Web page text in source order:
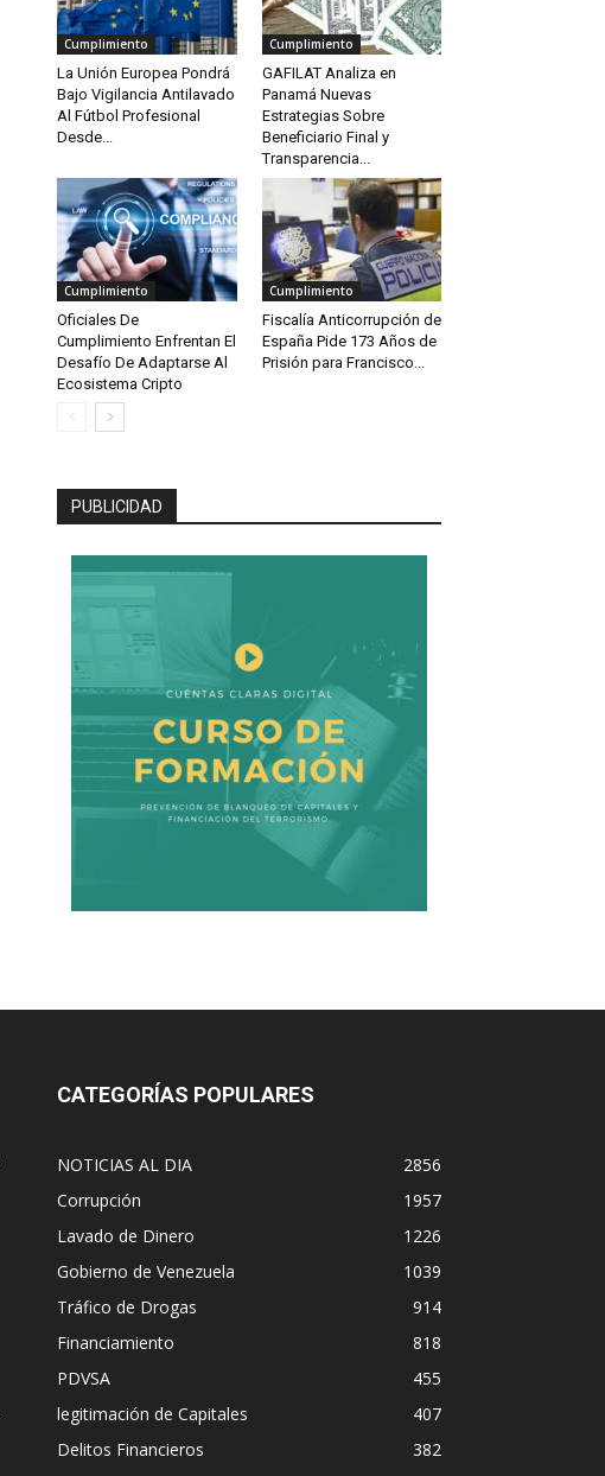
Cumplimiento
La Unión Europea Pondrá
Bajo Vigilancia Antilavado
Al Fútbol Profesional
Desde...
Cumplimiento
GAFILAT Analiza en
Panamá Nuevas
Estrategias Sobre
Beneficiario Final y
Transparencia...
Cumplimiento
Oficiales De
Cumplimiento Enfrentan El
Desafío De Adaptarse Al
Ecosistema Cripto
Cumplimiento
Fiscalía Anticorrupción de
España Pide 173 Años de
Prisión para Francisco...
PUBLICIDAD
CATEGORÍAS POPULARES
NOTICIAS AL DIA
2856
Corrupción
1957
Lavado de Dinero
1226
Gobierno de Venezuela
1039
Tráfico de Drogas
914
Financiamiento
818
PDVSA
455
legitimación de Capitales
407
Delitos Financieros
382